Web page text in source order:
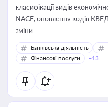
класифікації видів
NACE, оновлення кодів
зміни
Банківська діяльність
Фінансові послуги
+13